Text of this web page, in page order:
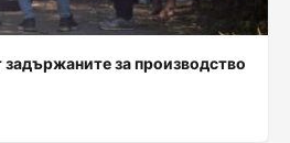
задържаните за производство